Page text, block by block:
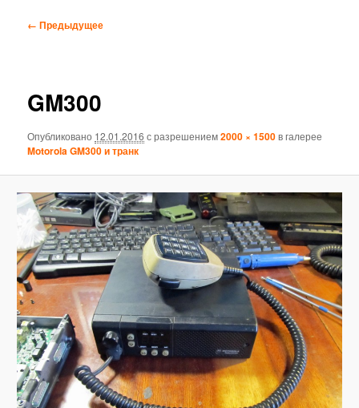
Навигация
← Предыдущее
GM300
Опубликовано 12.01.2016 с разрешением2000 × 1500в галерее
Motorola GM300 и транк